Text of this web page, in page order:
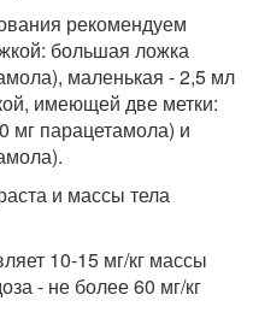
рекомендуем
большая ложка
маленькая - 2,5 мл
имеющей две метки:
мг парацетамола) и
и массы тела
10-15 мг/кг массы
- не более 60 мг/кг